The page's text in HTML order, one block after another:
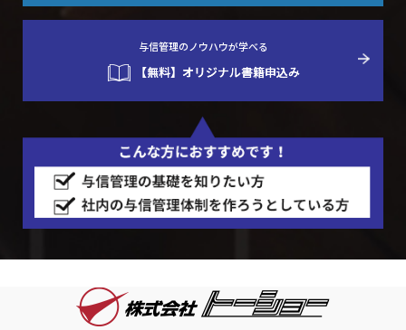
与信管理のノウハウが学べる
【無料】オリジナル書籍申込み